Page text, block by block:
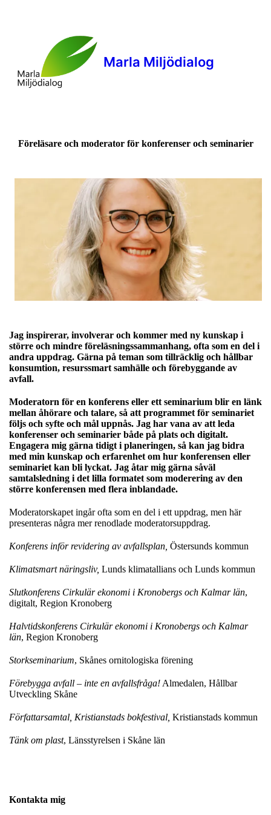
Marla Miljödialog
Föreläsare och moderator för konferenser och seminarier
Jag inspirerar, involverar och kommer med ny kunskap i
större och mindre föreläsningssammanhang, ofta som en del i
andra uppdrag. Gärna på teman som tillräcklig och hållbar
konsumtion, resurssmart samhälle och förebyggande av
avfall.
Moderatorn för en konferens eller ett seminarium blir en länk
mellan åhörare och talare, så att programmet för seminariet
följs och syfte och mål uppnås. Jag har vana av att leda
konferenser och seminarier både på plats och digitalt.
Engagera mig gärna tidigt i planeringen, så kan jag bidra
med min kunskap och erfarenhet om hur konferensen eller
seminariet kan bli lyckat. Jag åtar mig gärna såväl
samtalsledning i det lilla formatet som moderering av den
större konferensen med flera inblandade.
Moderatorskapet ingår ofta som en del i ett uppdrag, men här
presenteras några mer renodlade moderatorsuppdrag.
Konferens inför revidering av avfallsplan, Östersunds kommun
Klimatsmart näringsliv, Lunds klimatallians och Lunds kommun
Slutkonferens Cirkulär ekonomi i Kronobergs och Kalmar län,
digitalt, Region Kronoberg
Halvtidskonferens Cirkulär ekonomi i Kronobergs och Kalmar
län, Region Kronoberg
Storkseminarium, Skånes ornitologiska förening
Förebygga avfall – inte en avfallsfråga! Almedalen, Hållbar
Utveckling Skåne
Författarsamtal, Kristianstads bokfestival, Kristianstads kommun
Tänk om plast, Länsstyrelsen i Skåne län
Kontakta mig